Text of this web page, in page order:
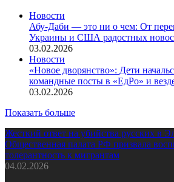
Новости
Абу-Даби — это ни о чем: От
Украины и США радостных
03.02.2026
Новости
«Новое дворянство»: Дети
командные посты в «ЕдРо» и
03.02.2026
Показать больше
Жесткий ответ на убийства русских в
Общественная палата РФ призвала
толерантность к мигрантам
04.02.2026